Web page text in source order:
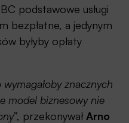
podstawowe usługi
bezpłatne, a jedynym
byłyby opłaty
znacznych
model biznesowy nie
”, przekonywał Arno